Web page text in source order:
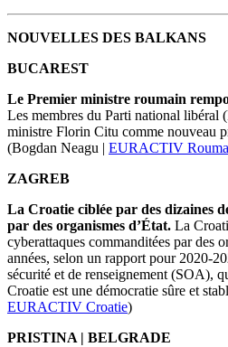
NOUVELLES DES BALKANS
BUCAREST
Le Premier ministre roumain
Les membres du Parti national libéral
ministre Florin Citu comme nouveau
(Bogdan Neagu | EURACTIV
ZAGREB
La Croatie ciblée par des dizaines
par des organismes d’État. La
cyberattaques commanditées par des
années, selon un rapport pour 2020-
sécurité et de renseignement (SOA),
Croatie est une démocratie sûre et
EURACTIV Croatie)
PRISTINA | BELGRADE